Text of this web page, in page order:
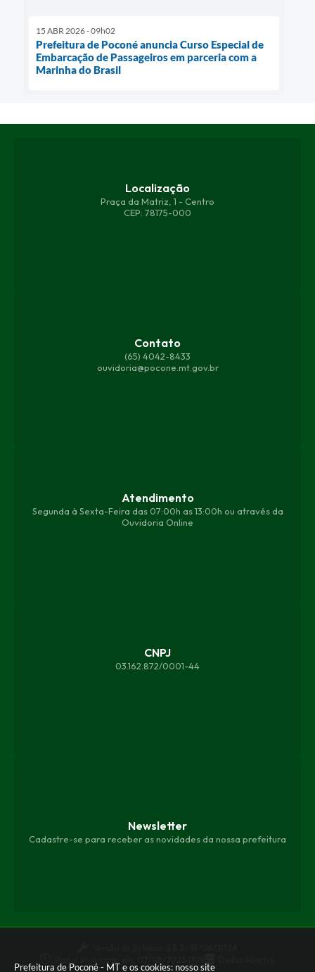
Prefeitura de Poconé - MT e os cookies: nosso site
15 ABR 2026 - 09h02
Prefeitura de Poconé anuncia Curso Especial de
Embarcação de Passageiros em parceria com a
Marinha do Brasil
Localização
Praça da Matriz, 1 - Centro
CEP: 78175-000
Contato
(65) 4042-8433
ouvidoria@pocone.mt.gov.br
Atendimento
Segunda à Sexta-Feira das 07:00h as 13:00h ou através da
Ouvidoria Online
CNPJ
03.162.872/0001-44
Newsletter
Cadastre-se para receber as novidades da nossa prefeitura